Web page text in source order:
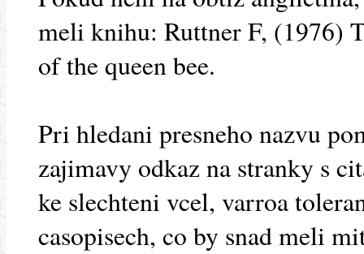
meli knihu: Ruttner F, (1976)
of the queen bee.
Pri hledani presneho nazvu
zajimavy odkaz na stranky s
ke slechteni vcel, varroa
casopisech, co by snad meli